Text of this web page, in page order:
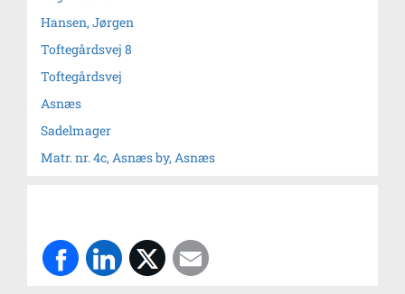
Hansen, Jørgen
Toftegårdsvej 8
Toftegårdsvej
Asnæs
Sadelmager
Matr. nr. 4c, Asnæs by, Asnæs